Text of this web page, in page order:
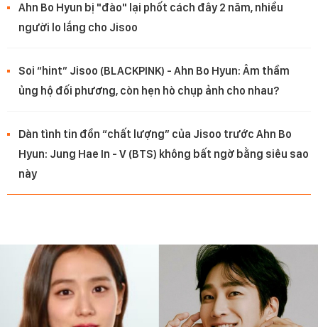
Ahn Bo Hyun bị "đào" lại phốt cách đây 2 năm, nhiều
người lo lắng cho Jisoo
Soi “hint” Jisoo (BLACKPINK) - Ahn Bo Hyun: Âm thầm
ủng hộ đối phương, còn hẹn hò chụp ảnh cho nhau?
Dàn tình tin đồn “chất lượng” của Jisoo trước Ahn Bo
Hyun: Jung Hae In - V (BTS) không bất ngờ bằng siêu sao
này